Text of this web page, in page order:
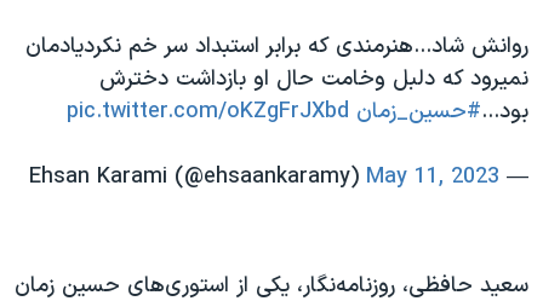
روانش شاد...هنرمندی که برابر استبداد سر خم نکردیادمان
نمیرود که دلبل وخامت حال او بازداشت دخترش
بود...#حسین_زمان pic.twitter.com/oKZgFrJXbd
— Ehsan Karami (@ehsaankaramy)
May 11, 2023
سعید حافظی، روزنامه‌نگار، یکی از استوری‌های حسین زمان